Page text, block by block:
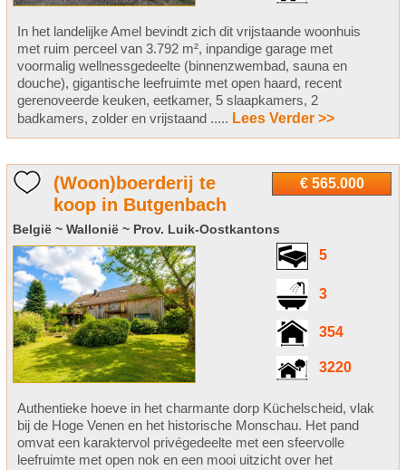
In het landelijke Amel bevindt zich dit vrijstaande woonhuis
met ruim perceel van 3.792 m², inpandige garage met
voormalig wellnessgedeelte (binnenzwembad, sauna en
douche), gigantische leefruimte met open haard, recent
gerenoveerde keuken, eetkamer, 5 slaapkamers, 2
badkamers, zolder en vrijstaand ..... Lees Verder >>
€ 565.000
(Woon)boerderij te
koop in Butgenbach
België ~ Wallonië ~ Prov. Luik-Oostkantons
5
3
354
3220
Authentieke hoeve in het charmante dorp Küchelscheid, vlak
bij de Hoge Venen en het historische Monschau. Het pand
omvat een karaktervol privégedeelte met een sfeervolle
leefruimte met open nok en een mooi uitzicht over het